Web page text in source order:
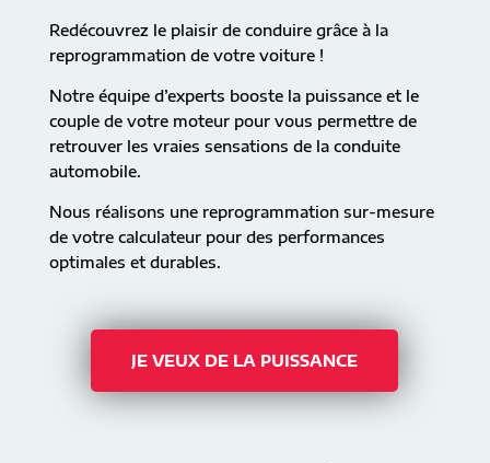
Redécouvrez le plaisir de conduire grâce à la
reprogrammation de votre voiture !
Notre équipe d’experts booste la puissance et le
couple de votre moteur pour vous permettre de
retrouver les vraies sensations de la conduite
automobile.
Nous réalisons une reprogrammation sur-mesure
de votre calculateur pour des performances
optimales et durables.
JE VEUX DE LA PUISSANCE